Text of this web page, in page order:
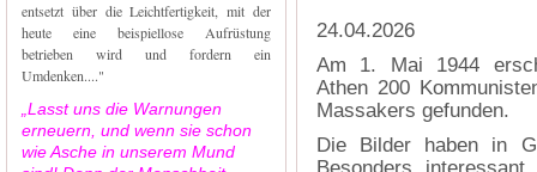
entsetzt über die Leichtfertigkeit, mit der
heute eine beispiellose Aufrüstung
betrieben wird und fordern ein
Umdenken...."
„Lasst uns die Warnungen
erneuern, und wenn sie schon
wie Asche in unserem Mund
24.04.2026
Am 1. Mai 1944
Athen 200
Massakers gefunden.
Die Bilder haben in